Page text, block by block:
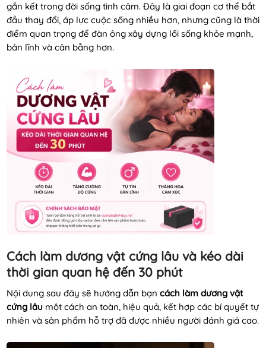
gắn kết trong đời sống tình cảm. Đây là giai đoạn cơ thể bắt
đầu thay đổi, áp lực cuộc sống nhiều hơn, nhưng cũng là thời
điểm quan trọng để đàn ông xây dựng lối sống khỏe mạnh,
bản lĩnh và cân bằng hơn.
Cách làm dương vật cứng lâu và kéo dài
thời gian quan hệ đến 30 phút
Nội dung sau đây sẽ hướng dẫn bạn cách làm dương vật
cứng lâu một cách an toàn, hiệu quả, kết hợp các bí quyết tự
nhiên và sản phẩm hỗ trợ đã được nhiều người đánh giá cao.